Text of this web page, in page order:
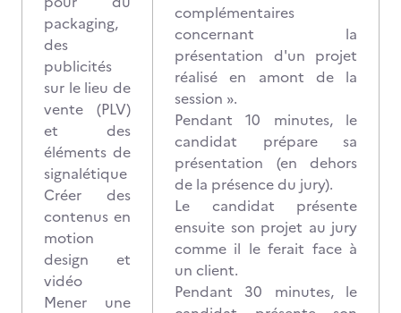
packaging,
des
publicités
sur le lieu de
vente (PLV)
et des
éléments de
signalétique
Créer des
contenus en
motion
design et
vidéo
Mener une
complémentaires
concernant la
présentation d'un projet
réalisé en amont de la
session ».
Pendant 10 minutes, le
candidat prépare sa
présentation (en dehors
de la présence du jury).
Le candidat présente
ensuite son projet au jury
comme il le ferait face à
un client.
Pendant 30 minutes, le